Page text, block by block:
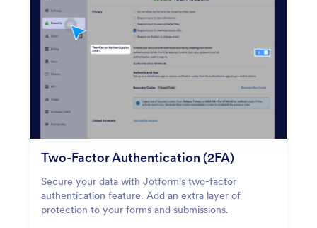
Two-Factor Authentication (2FA)
Secure your data with Jotform's two-factor
authentication feature. Add an extra layer of
protection to your forms and submissions.